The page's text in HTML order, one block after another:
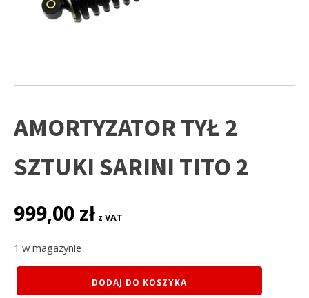
AMORTYZATOR TYŁ 2
SZTUKI SARINI TITO 2
999,00 zł z VAT
1 w magazynie
AMORTYZATOR
DODAJ DO KOSZYKA